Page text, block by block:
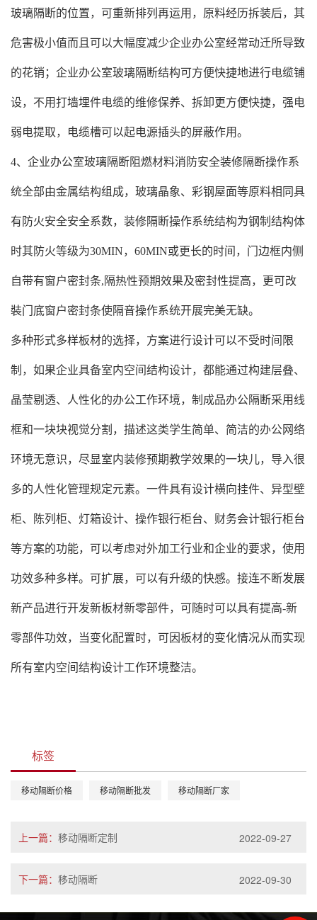
玻璃隔断的位置，可重新排列再运用，原料经历拆装后，其
危害极小值而且可以大幅度减少企业办公室经常动迁所导致
的花销；企业办公室玻璃隔断结构可方便快捷地进行电缆铺
设，不用打墙埋件电缆的维修保养、拆卸更方便快捷，强电
弱电提取，电缆槽可以起电源插头的屏蔽作用。
4、企业办公室玻璃隔断阻燃材料消防安全装修隔断操作系
统全部由金属结构组成，玻璃晶象、彩钢屋面等原料相同具
有防火安全安全系数，装修隔断操作系统结构为钢制结构体
时其防火等级为30MIN，60MIN或更长的时间，门边框内侧
自带有窗户密封条,隔热性预期效果及密封性提高，更可改
裝门底窗户密封条使隔音操作系统开展完美无缺。
多种形式多样板材的选择，方案进行设计可以不受时间限
制，如果企业具备室内空间结构设计，都能通过构建层叠、
晶莹剔透、人性化的办公工作环境，制成品办公隔断采用线
框和一块块视觉分割，描述这类学生简单、简洁的办公网络
环境无意识，尽显室内装修预期教学效果的一块儿，导入很
多的人性化管理规定元素。一件具有设计横向挂件、异型壁
柜、陈列柜、灯箱设计、操作银行柜台、财务会计银行柜台
等方案的功能，可以考虑对外加工行业和企业的要求，使用
功效多种多样。可扩展，可以有升级的快感。接连不断发展
新产品进行开发新板材新零部件，可随时可以具有提高-新
零部件功效，当变化配置时，可因板材的变化情况从而实现
所有室内空间结构设计工作环境整洁。
标签
移动隔断价格 移动隔断批发 移动隔断厂家
上一篇： 移动隔断定制 2022-09-27
下一篇： 移动隔断 2022-09-30